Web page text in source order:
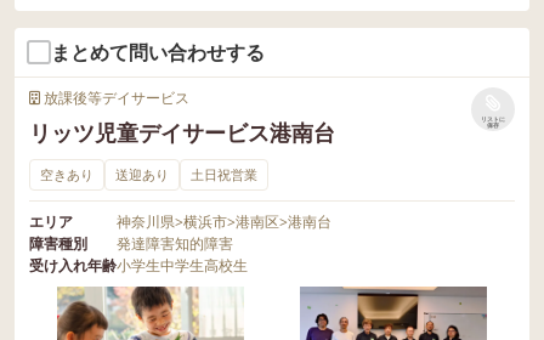
まとめて問い合わせする
放課後等デイサービス
リッツ児童デイサービス港南台
リストに
保存
空きあり 送迎あり 土日祝営業
エリア 神奈川県>横浜市>港南区>港南台
障害種別
発達障害知的障害
受け入れ年齢小学生中学生高校生